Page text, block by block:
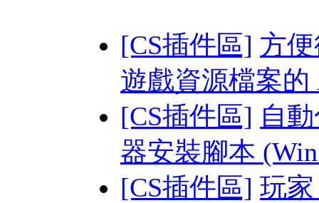
[CS插件區] 方便
遊戲資源檔案的
[CS插件區] 自
器安裝腳本
[CS插件區] 玩家